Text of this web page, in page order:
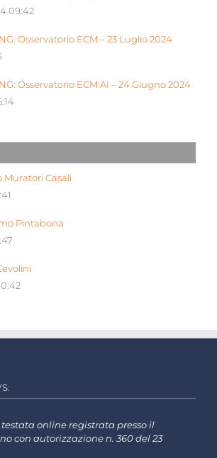
09:42
Osservatorio ECM – 23 Luglio 2024
Osservatorio ECM AI – 24 Giugno 2024
Muratori Casali
Pintabona
testata online registrata presso il
con autorizzazione n. 360 del 23